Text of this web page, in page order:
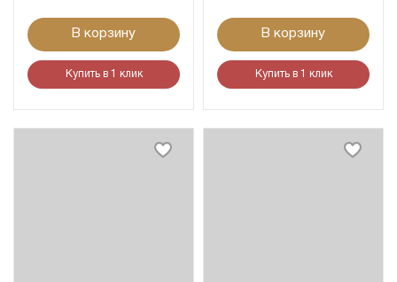
В корзину
Купить в 1 клик
В корзину
Купить в 1 клик